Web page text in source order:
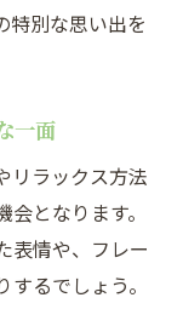
特別な思い出を
一面
リラックス方法
となります。
表情や、フレー
るでしょう。